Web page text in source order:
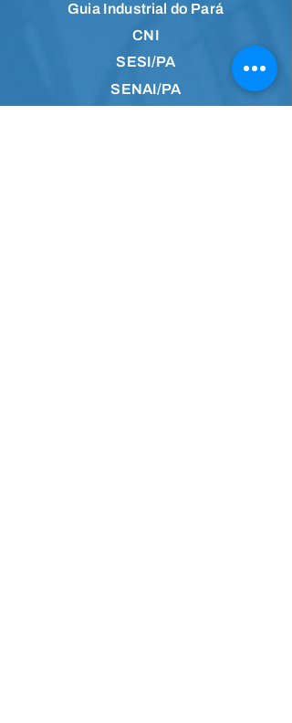
Guia Industrial do Pará
CNI
SESI/PA
SENAI/PA